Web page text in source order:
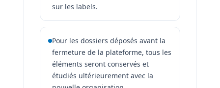
sur les labels.
Pour les dossiers déposés avant la
fermeture de la plateforme, tous les
éléments seront conservés et
étudiés ultérieurement avec la